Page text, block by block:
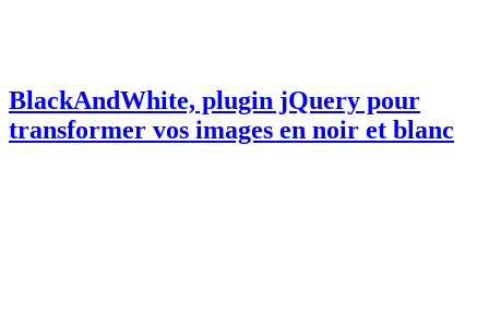
BlackAndWhite, plugin jQuery pour
transformer vos images en noir et blanc